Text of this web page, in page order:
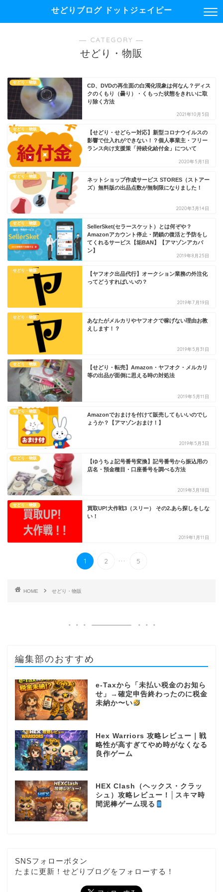
せどりブログ ドットジェイピー
― CATEGORY ―
せどり・物販
せどり・物販
CD、DVDの再生面の白濁化現象は何なん？ディス
クのくもり（曇り）・くもった状態をきれいに取
り除く方法
2021年10月5日
せどり・物販
【せどり・せどらー対応】新型コロナウイルスの
影響で仕入れができない！？個人事業主・フリー
ランス向け支援策「持続化給付金」について
2020年5月1日
せどり・物販
ネットショップ作成サービス STORES（ストアー
ズ）無料版の出品点数が無制限になりました！
2020年3月14日
せどり・物販
SellerSket(セラースケット）とは何ぞや？
Amazonアカウント停止・閉鎖の復活と予防をし
てくれるサービス【垢BAN】【アマゾンアカバ
ン】
2019年8月25日
せどり・物販
【ヤフオク出品代行】オークション業務の外注化
ってどうすればいいの？
2019年7月19日
せどり・物販
あなたがメルカリやヤフオクで稼げない理由お教
えします！？
2019年5月31日
せどり・物販
【せどり・転売】Amazon・ヤフオク・メルカリ
等の出品が面倒に思える時の対処法
2019年5月11日
せどり・物販
Amazonでおまけを付けて販売してもいいのでし
ょうか？【アマゾンおまけ！】
2019年5月3日
せどり・物販
【ゆうちょ記号番号変換】記号番号から振込用の
店名・預金種目・口座番号を調べる方法
2019年3月18日
せどり・物販
買取UP!大作戦3（スリー） その2.あら探しをしな
い！
2019年1月11日
1 2 ... 5
HOME せどり・物販
編集部のおすすめ
e-Taxから「未払い税金のお知ら
せ」→確定申告終わったのに税金
未納か〜い
Hex Warriors 攻略レビュー｜戦
略性が高すぎてやめ時がなくなる
良作ゲーム
HEX Clash（ヘックス・クラッ
シュ）攻略レビュー！│スキマ時
間泥棒ゲーム現る
SNSフォローボタン
たまに更新！せどりブログをフォローする！